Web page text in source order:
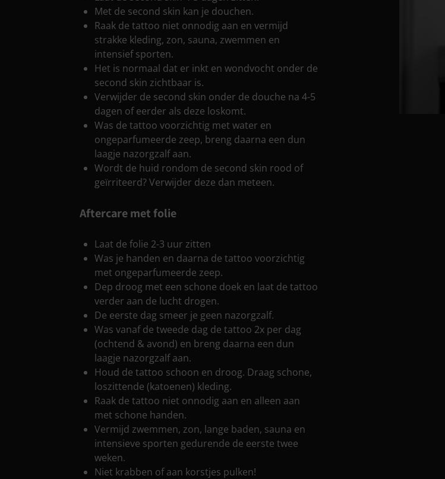
Met de second skin kan je douchen.
Raak de tattoo niet onnodig aan en vermijd
strakke kleding, zon, sauna, zwemmen en
intensief sporten.
Het is normaal dat er inkt en wondvocht onder de
second skin zichtbaar is.
Verwijder de second skin onder de douche na 4-5
dagen of eerder als deze loskomt.
Was de tattoo voorzichtig met water en
ongeparfumeerde zeep, breng daarna een dun
laagje nazorgzalf aan.
Wordt de huid rondom de second skin rood of
geïrriteerd? Verwijder deze dan meteen.
Aftercare met folie
Laat de folie 2-3 uur zitten
Was je handen en daarna de tattoo voorzichtig
met ongeparfumeerde zeep.
Dep droog met een schone doek en laat de tattoo
verder aan de lucht drogen.
De eerste dag smeer je geen nazorgzalf.
Was vanaf de tweede dag de tattoo 2x per dag
(ochtend & avond) en breng daarna een dun
laagje nazorgzalf aan.
Houd de tattoo schoon en droog. Draag schone,
loszittende (katoenen) kleding.
Raak de tattoo niet onnodig aan en alleen aan
met schone handen.
Vermijd zwemmen, zon, lange baden, sauna en
intensieve sporten gedurende de eerste twee
weken.
Niet krabben of aan korstjes pulken!